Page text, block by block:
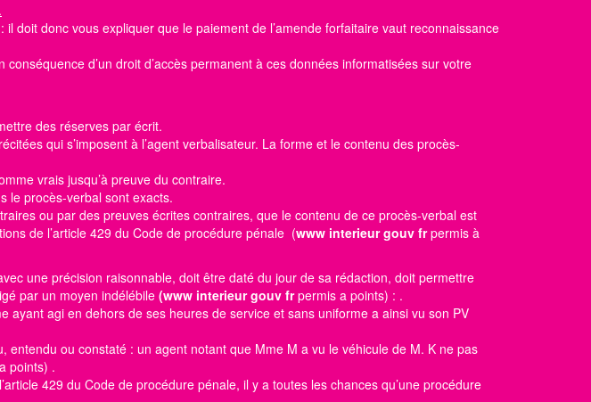
il doit donc vous expliquer que le paiement de l’amende forfaitaire vaut reconnaissance
d’un droit d’accès permanent à ces données informatisées sur votre
des réserves par écrit.
qui s’imposent à l’agent verbalisateur. La forme et le contenu des procès-
vrais jusqu’à preuve du contraire.
le procès-verbal sont exacts.
ou par des preuves écrites contraires, que le contenu de ce procès-verbal est
de l’article 429 du Code de procédure pénale (www interieur gouv frpermis à
une précision raisonnable, doit être daté du jour de sa rédaction, doit permettre
par un moyen indélébile (www interieur gouv frpermis a points) : .
ayant agi en dehors de ses heures de service et sans uniforme a ainsi vu son PV
ou constaté : un agent notant que Mme M a vu le véhicule de M. K ne pas
points) .
429 du Code de procédure pénale, il y a toutes les chances qu’une procédure